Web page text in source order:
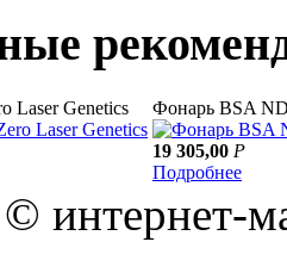
Laser Genetics Фонарь BSA
19 305,00 Р
Подробнее
интернет-